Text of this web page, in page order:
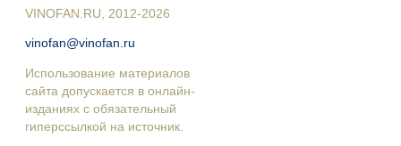
VINOFAN.RU, 2012-2026
vinofan@vinofan.ru
Использование материалов
сайта допускается в онлайн-
изданиях с обязательный
гиперссылкой на источник.